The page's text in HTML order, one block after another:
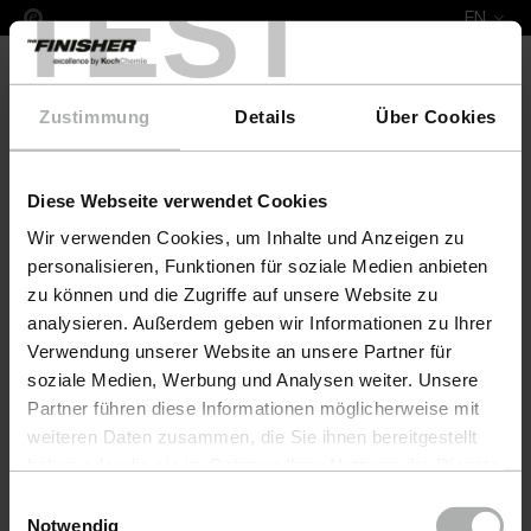
TEST
Zustimmung Details Über Cookies
Diese Webseite verwendet Cookies
Wir verwenden Cookies, um Inhalte und Anzeigen zu
personalisieren, Funktionen für soziale Medien anbieten
zu können und die Zugriffe auf unsere Website zu
analysieren. Außerdem geben wir Informationen zu Ihrer
Verwendung unserer Website an unsere Partner für
soziale Medien, Werbung und Analysen weiter. Unsere
Partner führen diese Informationen möglicherweise mit
weiteren Daten zusammen, die Sie ihnen bereitgestellt
Einstellungen zu den Cookies finden Sie unter
Notwendig
EN
Complete Leather Repair Set Rietberger